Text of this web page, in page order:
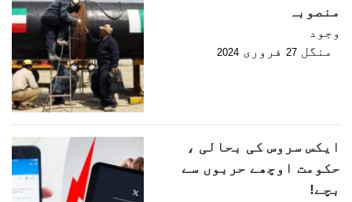
منصوبہ
وجود
منگل 27 فروری 2024
ایکس سروس کی بحالی ،
حکومت اوچھے حربوں سے
بچے!